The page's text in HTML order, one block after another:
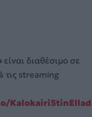
είναι διαθέσιμο σε
τις streaming